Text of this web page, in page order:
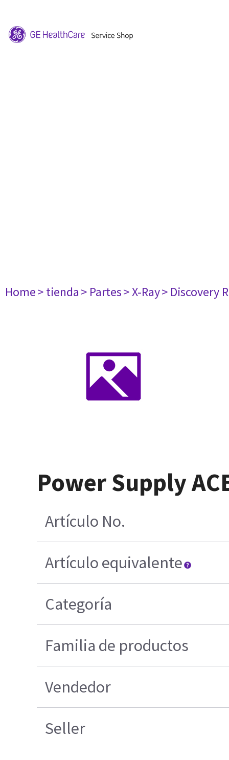
Home> tienda> Partes> X-Ray> Discovery
Power Supply
Artículo No.
Artículo equivalente
Categoría
Familia de productos
Vendedor
Seller